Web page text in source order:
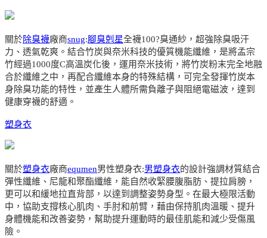
關於除臭襪廠商snug:腳臭剋星全襪100?臭通紗，超強除臭吸汗
力、透氣乾爽。結合竹炭與奈米科技的優質機能纖維，是將孟宗
竹經過1000度C高溫炭化後，運用奈米技術，將竹炭粉末完全地融
合於纖維之中，再配合纖維本身的特殊結構，可完全發揮竹炭本
身除臭功能的特性，並產生人體所需負離子與阻絕電磁波，達到
健康穿襪的舒適。
塑身衣
關於塑身衣廠商equmen男性塑身衣:男塑身衣的設計強調材質結合
彈性纖維、尼龍和聚酯纖維，能自然收緊腰腹脂肪、提拉肩膀，
更可以和緩地拉直背部，以達到調整姿勢身型。在最大極限活動
中，協助支撐核心肌肉、手肘和前臂，藉由保持肌肉溫暖、提升
身體機能和改善姿勢，幫助提升運動時的最佳肌能和減少受傷風
險。